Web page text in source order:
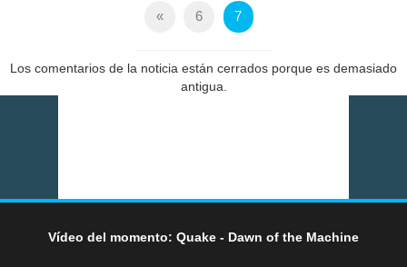
« 6 7
Los comentarios de la noticia están cerrados porque es demasiado
antigua.
Vídeo del momento: Quake - Dawn of the Machine